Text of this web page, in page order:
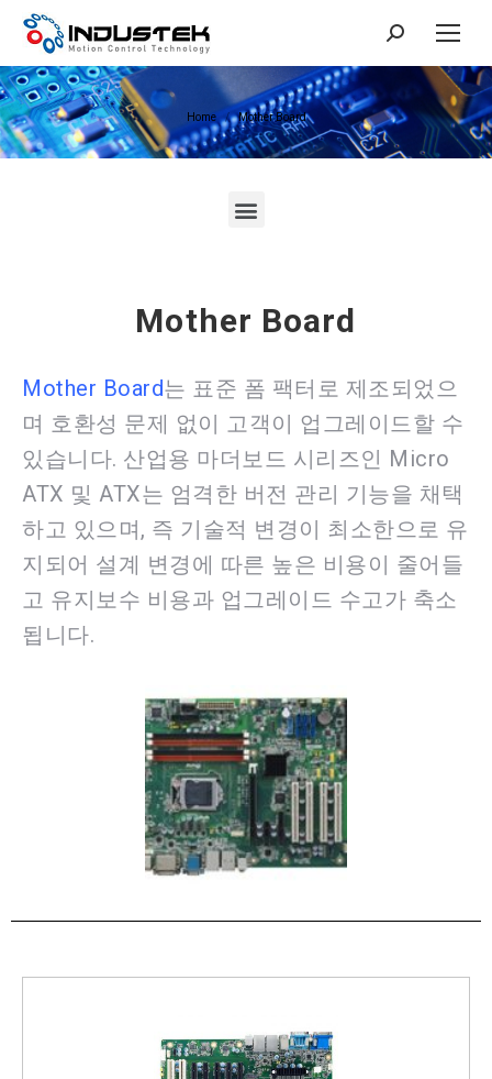
You are here:
Home Mother Board
Mother Board
Mother Board는 표준 폼 팩터로 제조되었으
며 호환성 문제 없이 고객이 업그레이드할 수
있습니다. 산업용 마더보드 시리즈인 Micro
ATX 및 ATX는 엄격한 버전 관리 기능을 채택
하고 있으며, 즉 기술적 변경이 최소한으로 유
지되어 설계 변경에 따른 높은 비용이 줄어들
고 유지보수 비용과 업그레이드 수고가 축소
됩니다.
어드밴텍 ATX 마더보드 시리즈는 크기가 305 x 244